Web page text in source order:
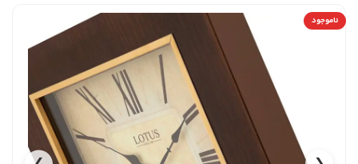
ناموجود